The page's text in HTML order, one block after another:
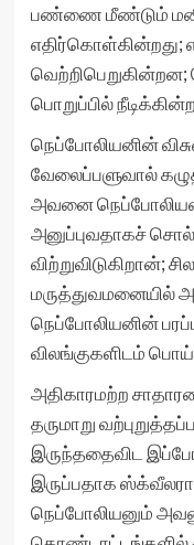
பண்ணை மீண்டும்
எதிர்கொள்கின்றது;
பொறுப்பில்
நெப்போலியனின்
வேலைப்பளுவால்
அவனை நெப்போலியன்
அனுப்புவதாகச்
விற்றுவிடுகிறான்;
மருத்துவமனையில்
நெப்போலியனின்
விலங்குகளிடம்
அதிகாரமற்ற
தருமாறு
இருந்ததைவிட
இருப்பதாக
நெப்போலியனும்